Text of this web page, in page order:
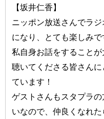
【坂井仁香】
ニッポン放送さんでラ
になり、とても楽しみで
私自身お話をすること
聴いてくださる皆さん
ています！
ゲストさんもスタプラ
いなので、仲良くなれた